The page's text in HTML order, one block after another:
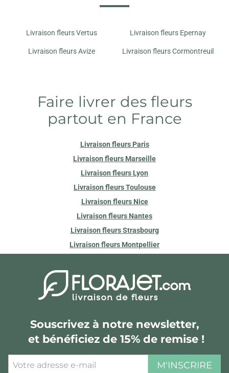
Livraison fleurs Vertus Livraison fleurs Epernay
Livraison fleurs Avize Livraison fleurs Cormontreuil
Faire livrer des fleurs
partout en France
Livraison fleurs Paris
Livraison fleurs Marseille
Livraison fleurs Lyon
Livraison fleurs Toulouse
Livraison fleurs Nice
Livraison fleurs Nantes
Livraison fleurs Strasbourg
Livraison fleurs Montpellier
Souscrivez à notre newsletter,
et bénéficiez de 15% de remise !
M'INSCRIRE